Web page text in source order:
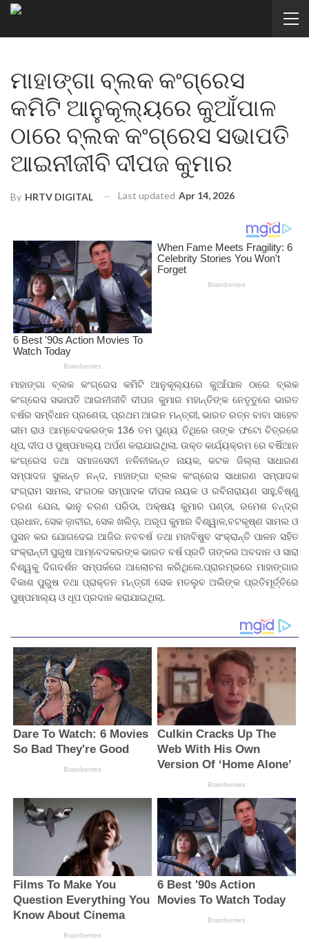
ମାହାଙ୍ଗା ବ୍ଲକ କଂଗ୍ରେସ
କମିଟି ଆନୁକୂଲ୍ୟରେ କୁଆଁପାଳ
ଠାରେ ବ୍ଲକ କଂଗ୍ରେସ ସଭାପତି
ଆଇନୀଜୀବି ଦୀପଜ କୁମାର
By HRTV DIGITAL Last updated Apr 14, 2026
ମାହାଙ୍ଗା ବ୍ଲକ କଂଗ୍ରେସ କମିଟି ଆନୁକୂଲ୍ୟରେ କୁଆଁପାଳ ଠାରେ ବ୍ଲକ
କଂଗ୍ରେସ ସଭାପତି ଆଇନୀଜୀବି ଦୀପଜ କୁମାର ମହାନ୍ତିଙ୍କ ନେତୃତୁରେ ଭାରତ
ବର୍ଷର ସମ୍ବିଧାନ ପ୍ରଣେତା, ପ୍ରଥମ ଆଇନ ମନ୍ତ୍ରୀ, ଭାରତ ରତ୍ନ ବାବା ସାହେବ
ଭୀମ ରାଓ ଆମ୍ବେଦକରଙ୍କ 136 ତମ ପୁଣ୍ୟ ତିଥିରେ ତାଙ୍କ ଫଟୋ ଚିତ୍ରରେ
ଧୂପ, ଦୀପ ଓ ପୁଷ୍ପମାଲ୍ୟ ଅର୍ପଣ କରାଯାଇଥିଲା. ଉକ୍ତ କାର୍ଯ୍ୟକ୍ରମ ରେ ବର୍ଷିଆନ
କଂଗ୍ରେସ ତଥା ସମାଜସେବୀ ନଳିନୀକାନ୍ତ ନାୟକ, କଟକ ଜିଲ୍ଲା ସାଧାରଣ
ସମ୍ପାଦଜ ସୁକାନ୍ତ ନନ୍ଦ, ମାହାଙ୍ଗା ବ୍ଲକ କଂଗ୍ରେସ ସାଧାରଣ ସମ୍ପାଦକ
ସଂଗ୍ରାମ ସାମଲ, ସଂଗଠକ ସମ୍ପାଦକ ଦୀପକ ନାୟକ ଓ ରବିନାରାୟଣ ସାହୁ,ବିଷ୍ଣୁ
ଚରଣ ଯେନା, ଭାନୁ ଚରଣ ପରିଡା, ଅକ୍ଷୟ କୁମାର ପଣ୍ଡା, ରମେଶ ଚନ୍ଦ୍ର
ପ୍ରଧାନ, ସେକ ଜ଼ାବୀର, ସେକ ଖଲିଡ଼, ଅରୂପ କୁମାର ବିଶ୍ୱାଳ,ବଟକୃଷ୍ଣ ସାମଲ ଓ
ପୁସନ କର ଯୋଗଦେଇ ଆଜିର ନବବର୍ଷ ତଥା ମହାବିଷୁବ ସଂକ୍ରାନ୍ତି ପାଳନ ସହିତ
ସଂକ୍ରାନ୍ତୀ ପୁରୁଷ ଆମ୍ବେଦକରଙ୍କ ଭାରତ ବର୍ଷ ପ୍ରତି ତାଙ୍କର ଅବଦାନ ଓ ସାରା
ବିଶ୍ୱକୁ ଦିଗଦର୍ଶନ ସମ୍ପର୍କରେ ଆଲୋଚନା କରିଥିଲେ.ପ୍ରାରମ୍ଭରେ ମାହାଙ୍ଗାର
ବିକାଶ ପୁରୁଷ ତଥା ପ୍ରାକ୍ତନ ମନ୍ତ୍ରୀ ସେକ ମତଲୁବ ଅଲିଙ୍କ ପ୍ରତିମୂର୍ତ୍ତିରେ
ପୁଷ୍ପମାଲ୍ୟ ଓ ଧୂପ ପ୍ରଦାନ କରାଯାଇଥିଲା.